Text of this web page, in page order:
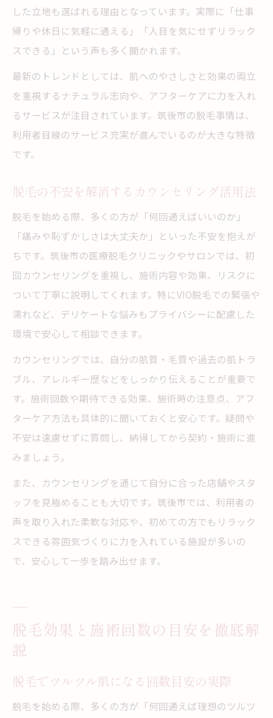
した立地も選ばれる理由となっています。実際に「仕事
帰りや休日に気軽に通える」「人目を気にせずリラック
スできる」という声も多く聞かれます。
最新のトレンドとしては、肌へのやさしさと効果の両立
を重視するナチュラル志向や、アフターケアに力を入れ
るサービスが注目されています。筑後市の脱毛事情は、
利用者目線のサービス充実が進んでいるのが大きな特徴
です。
脱毛の不安を解消するカウンセリング活用法
脱毛を始める際、多くの方が「何回通えばいいのか」
「痛みや恥ずかしさは大丈夫か」といった不安を抱えが
ちです。筑後市の医療脱毛クリニックやサロンでは、初
回カウンセリングを重視し、施術内容や効果、リスクに
ついて丁寧に説明してくれます。特にVIO脱毛での緊張や
濡れなど、デリケートな悩みもプライバシーに配慮した
環境で安心して相談できます。
カウンセリングでは、自分の肌質・毛質や過去の肌トラ
ブル、アレルギー歴などをしっかり伝えることが重要で
す。施術回数や期待できる効果、施術時の注意点、アフ
ターケア方法も具体的に聞いておくと安心です。疑問や
不安は遠慮せずに質問し、納得してから契約・施術に進
みましょう。
また、カウンセリングを通じて自分に合った店舗やスタ
ッフを見極めることも大切です。筑後市では、利用者の
声を取り入れた柔軟な対応や、初めての方でもリラック
スできる雰囲気づくりに力を入れている施設が多いの
で、安心して一歩を踏み出せます。
脱毛効果と施術回数の目安を徹底解
説
脱毛でツルツル肌になる回数目安の実際
脱毛を始める際、多くの方が「何回通えば理想のツルツ